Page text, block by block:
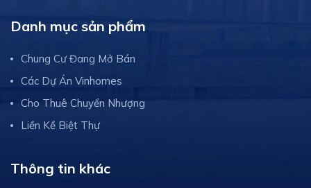
Danh mục sản phẩm
Chung Cư Đang Mở Bán
Các Dự Án Vinhomes
Cho Thuê Chuyển Nhượng
Liền Kề Biệt Thự
Thông tin khác